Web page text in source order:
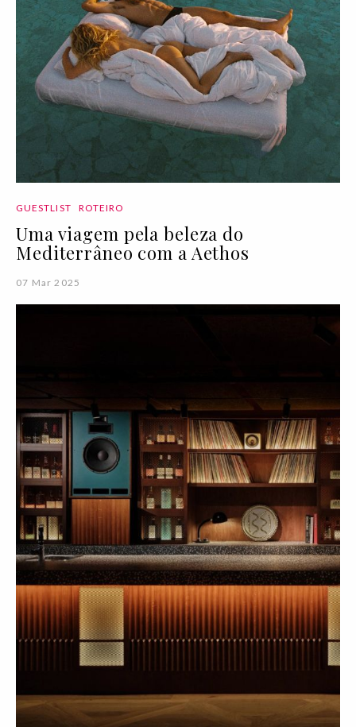
GUESTLIST ROTEIRO
Uma viagem pela beleza do
Mediterrâneo com a Aethos
07 Mar 2025